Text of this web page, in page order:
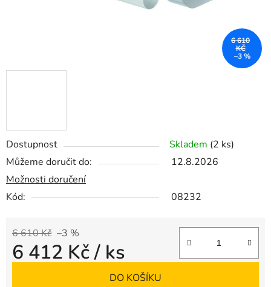
Dostupnost Skladem (2 ks)
Můžeme doručit do:
12.8.2026
Možnosti doručení
Kód:
08232
6 610 Kč –3 %
6 412 Kč/ ks
DO KOŠÍKU
6 610
KČ
–3 %